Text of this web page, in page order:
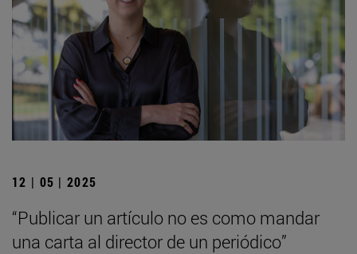
12 | 05 | 2025
“Publicar un artículo no es como mandar
una carta al director de un periódico”